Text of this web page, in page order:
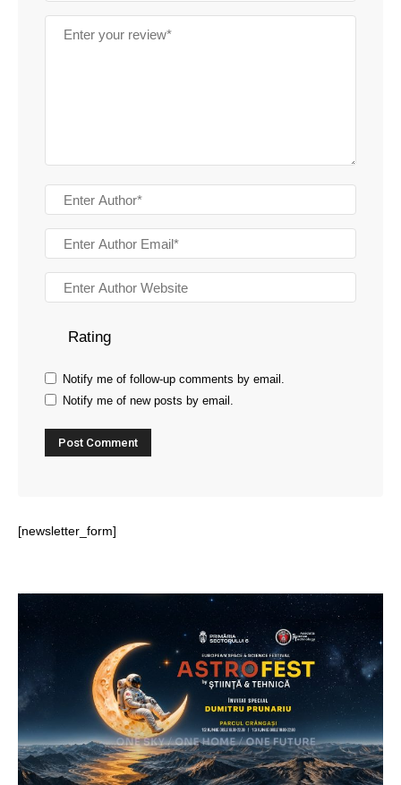
Rating
Notify me of follow-up comments by email.
Notify me of new posts by email.
[newsletter_form]